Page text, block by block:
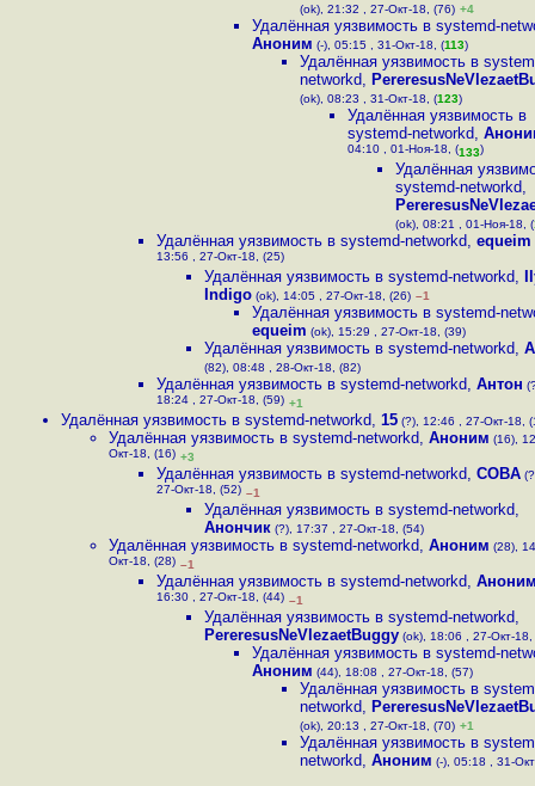
(ok), 21:32 , 27-Окт-18, (76) +4
Удалённая уязвимость в systemd-
Аноним (-), 05:15 , 31-Окт-18, (113)
Удалённая уязвимость в
networkd,
(ok), 08:23 , 31-Окт-18, (123)
Удалённая уязвимость в
systemd-networkd,
04:10 , 01-Ноя-18, (133)
Удалённая
systemd-networkd,
(ok), 08:21 , 01-Ноя-18, (
Удалённая уязвимость в systemd-networkd, equeim
13:56 , 27-Окт-18, (25)
Удалённая уязвимость в systemd-networkd,
Indigo (ok), 14:05 , 27-Окт-18, (26) –1
Удалённая уязвимость в systemd-
equeim (ok), 15:29 , 27-Окт-18, (39)
Удалённая уязвимость в systemd-networkd,
(82), 08:48 , 28-Окт-18, (82)
Удалённая уязвимость в systemd-networkd, Антон
18:24 , 27-Окт-18, (59) +1
Удалённая уязвимость в systemd-networkd, 15 (?), 12:46 , 27-Окт-18,
Удалённая уязвимость в systemd-networkd, Аноним (16),
Окт-18, (16) +3
Удалённая уязвимость в systemd-networkd, COBA
27-Окт-18, (52) –1
Удалённая уязвимость в systemd-networkd,
Анончик (?), 17:37 , 27-Окт-18, (54)
Удалённая уязвимость в systemd-networkd, Аноним (28),
Окт-18, (28) –1
Удалённая уязвимость в systemd-networkd,
16:30 , 27-Окт-18, (44) –1
Удалённая уязвимость в systemd-networkd,
PereresusNeVlezaetBuggy (ok), 18:06 , 27-Окт-18,
Удалённая уязвимость в systemd-
Аноним (44), 18:08 , 27-Окт-18, (57)
Удалённая уязвимость в
networkd,
(ok), 20:13 , 27-Окт-18, (70) +1
Удалённая уязвимость в
networkd, Аноним (-), 05:18 , 31-